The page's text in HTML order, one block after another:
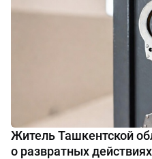
Житель Ташкентской
о развратных